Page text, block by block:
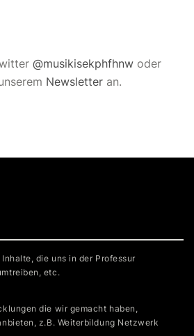
@musikisekphfhnw oder
Newsletter an.
die uns in der Professur
etc.
die wir gemacht haben,
z.B. Weiterbildung Netzwerk